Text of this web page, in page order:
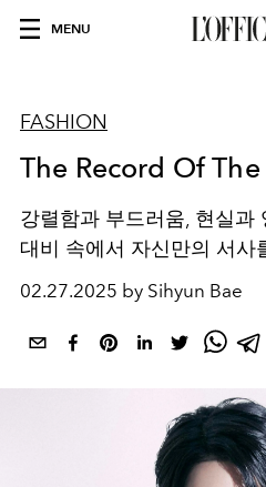
MENU
FASHION
The Record Of
강렬함과 부드러움, 현실과
대비 속에서 자신만의 서사
02.27.2025 by Sihyun Bae